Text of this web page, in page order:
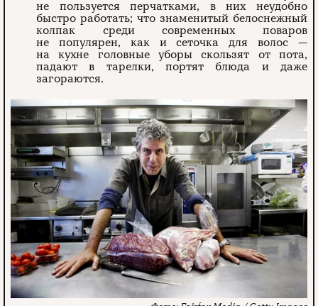
не пользуется перчатками, в них неудобно
быстро работать; что знаменитый белоснежный
колпак среди современных поваров
не популярен, как и сеточка для волос —
на кухне головные уборы скользят от пота,
падают в тарелки, портят блюда и даже
загораются.